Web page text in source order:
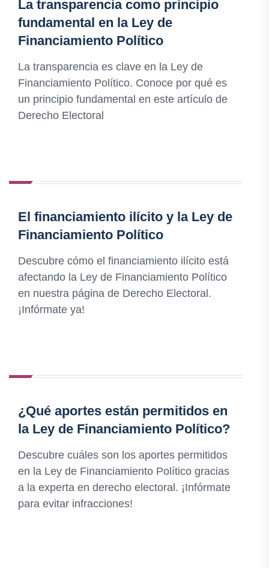
La transparencia como principio
fundamental en la Ley de
Financiamiento Político
La transparencia es clave en la Ley de
Financiamiento Político. Conoce por qué es
un principio fundamental en este artículo de
Derecho Electoral
El financiamiento ilícito y la Ley de
Financiamiento Político
Descubre cómo el financiamiento ilícito está
afectando la Ley de Financiamiento Político
en nuestra página de Derecho Electoral.
¡Infórmate ya!
¿Qué aportes están permitidos en
la Ley de Financiamiento Político?
Descubre cuáles son los aportes permitidos
en la Ley de Financiamiento Político gracias
a la experta en derecho electoral. ¡Infórmate
para evitar infracciones!